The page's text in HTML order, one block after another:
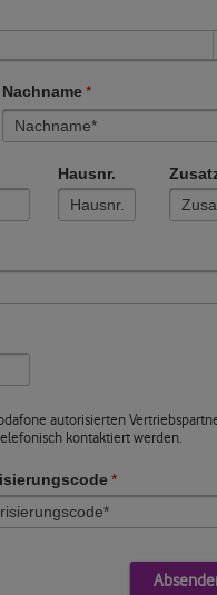
Nachname*
Hausnr.
autorisierten
kontaktiert werden.
*